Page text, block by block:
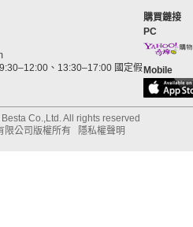
、13:30–17:00 國定假
購買鏈接
PC
Mobile
Co.,Ltd. All rights reserved
限公司版權所有
隱私權聲明